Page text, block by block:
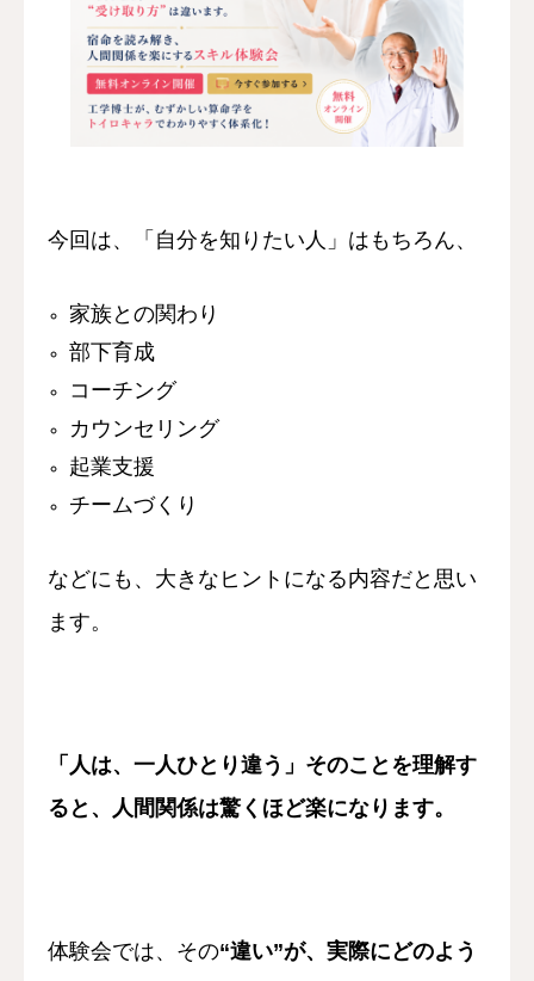
今回は、 「自分を知りたい人」はもちろん、
家族との関わり
部下育成
コーチング
カウンセリング
起業支援
チームづくり
などにも、 大きなヒントになる内容だと思い
ます。
「人は、一人ひとり違う」 そのことを理解す
ると、 人間関係は驚くほど楽になります。
体験会では、 その“違い”が、 実際にどのよう